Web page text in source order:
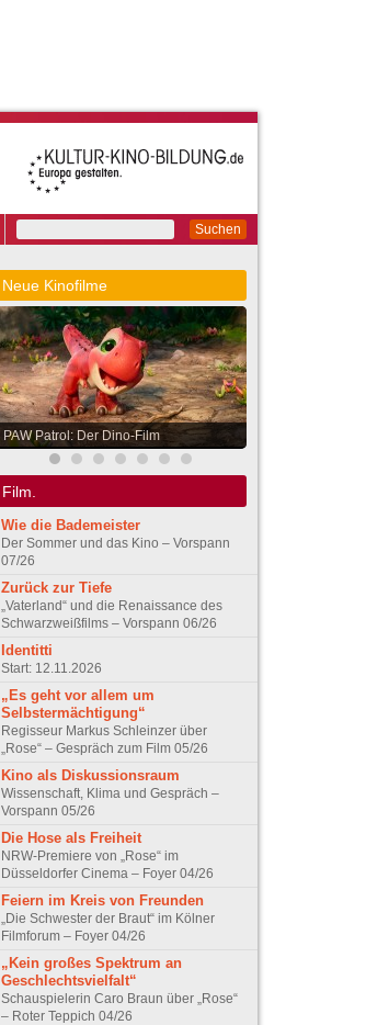
Suchen
Neue Kinofilme
PAW Patrol: Der Dino-Film
Film.
Wie die Bademeister
Der Sommer und das Kino – Vorspann
07/26
Zurück zur Tiefe
„Vaterland“ und die Renaissance des
Schwarzweißfilms – Vorspann 06/26
Identitti
Start: 12.11.2026
„Es geht vor allem um
Selbstermächtigung“
Regisseur Markus Schleinzer über
„Rose“ – Gespräch zum Film 05/26
Kino als Diskussionsraum
Wissenschaft, Klima und Gespräch –
Vorspann 05/26
Die Hose als Freiheit
NRW-Premiere von „Rose“ im
Düsseldorfer Cinema – Foyer 04/26
Feiern im Kreis von Freunden
„Die Schwester der Braut“ im Kölner
Filmforum – Foyer 04/26
„Kein großes Spektrum an
Geschlechtsvielfalt“
Schauspielerin Caro Braun über „Rose“
– Roter Teppich 04/26